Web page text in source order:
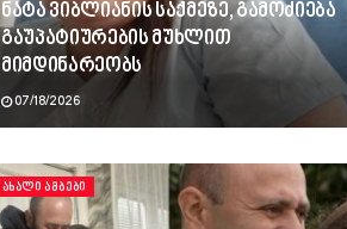
ნატა ვიბლიანის საქმეზე, გამოძიება
გაუპატიურების მუხლით
მიმდინარეობს
07/18/2026
ᲐᲮᲐᲚᲘ ᲐᲛᲑᲔᲑᲘ